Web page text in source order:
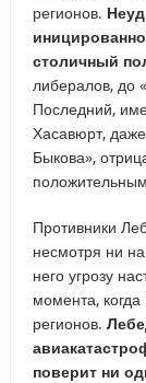
регионов.
столичный
либералов, до
Последний,
Хасавюрт,
Быкова»,
Противники
несмотря ни
него угрозу
момента,
регионов.
поверит ни